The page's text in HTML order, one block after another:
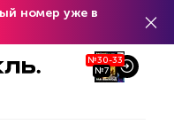
номер уже в
№30-33
№7